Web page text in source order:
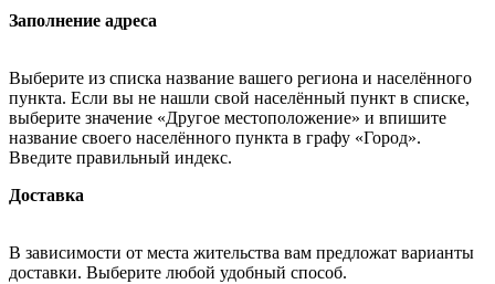
Заполнение адреса
Выберите из списка название вашего региона и населённого
пункта. Если вы не нашли свой населённый пункт в списке,
выберите значение «Другое местоположение» и впишите
название своего населённого пункта в графу «Город».
Введите правильный индекс.
Доставка
В зависимости от места жительства вам предложат варианты
доставки. Выберите любой удобный способ.